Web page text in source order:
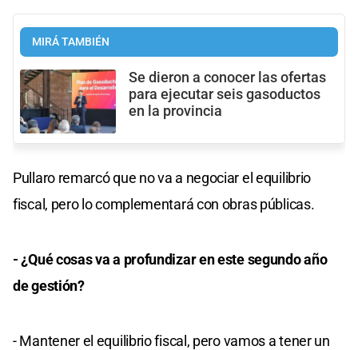
MIRÁ TAMBIÉN
Se dieron a conocer las ofertas
para ejecutar seis gasoductos
en la provincia
Pullaro remarcó que no va a negociar el equilibrio
fiscal, pero lo complementará con obras públicas.
- ¿Qué cosas va a profundizar en este segundo año
de gestión?
- Mantener el equilibrio fiscal, pero vamos a tener un